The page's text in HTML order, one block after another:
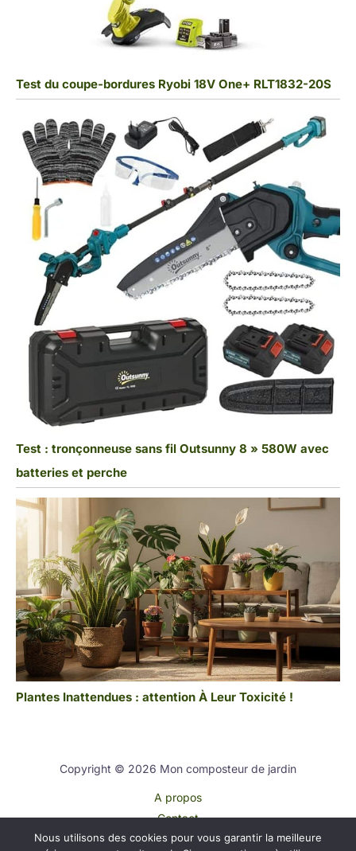
Test du coupe-bordures Ryobi 18V One+ RLT1832-20S
Test : tronçonneuse sans fil Outsunny 8 » 580W avec
batteries et perche
Plantes Inattendues : attention À Leur Toxicité !
Copyright © 2026 Mon composteur de jardin
A propos
Contact
Plan du site
Nous utilisons des cookies pour vous garantir la meilleure